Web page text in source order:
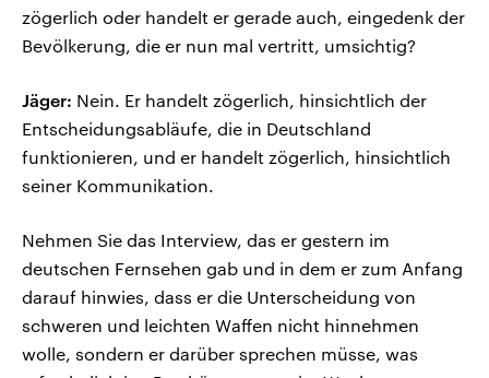
zögerlich oder handelt er gerade auch, eingedenk der
Bevölkerung, die er nun mal vertritt, umsichtig?
Jäger: Nein. Er handelt zögerlich, hinsichtlich der
Entscheidungsabläufe, die in Deutschland
funktionieren, und er handelt zögerlich, hinsichtlich
seiner Kommunikation.
Nehmen Sie das Interview, das er gestern im
deutschen Fernsehen gab und in dem er zum Anfang
darauf hinwies, dass er die Unterscheidung von
schweren und leichten Waffen nicht hinnehmen
wolle, sondern er darüber sprechen müsse, was